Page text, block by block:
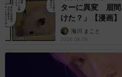
ターに異変 眉間
けた？」【漫画】
海川 まこと
2026.08.08